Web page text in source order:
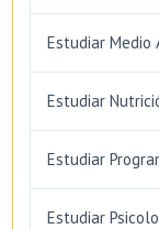
Estudiar Medio
Estudiar
Estudiar
Estudiar